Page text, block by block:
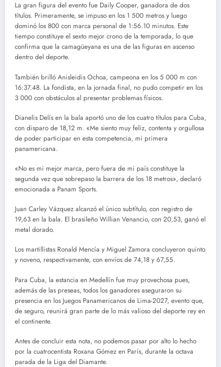
La gran figura del evento fue Daily Cooper, ganadora de dos
títulos. Primeramente, se impuso en los 1 500 metros y luego
dominó los 800 con marca personal de 1:56.10 minutos. Este
tiempo constituye el sexto mejor crono de la temporada, lo que
confirma que la camagüeyana es una de las figuras en ascenso
dentro del deporte.
También brilló Anisleidis Ochoa, campeona en los 5 000 m con
16:37.48. La fondista, en la jornada final, no pudo competir en los
3 000 con obstáculos al presentar problemas físicos.
Dianelis Delís en la bala aportó uno de los cuatro títulos para Cuba,
con disparo de 18,12 m. «Me siento muy feliz, contenta y orgullosa
de poder participar en esta competencia, mi primera
panamericana.
«No es mi mejor marca, pero fuera de mi país constituye la
segunda vez que sobrepaso la barrera de los 18 metros», declaró
emocionada a Panam Sports.
Juan Carley Vázquez alcanzó el único subtítulo, con registro de
19,63 en la bala. El brasileño Willian Venancio, con 20,53, ganó el
metal dorado.
Los martillistas Ronald Mencía y Miguel Zamora concluyeron quinto
y noveno, respectivamente, con envíos de 74,18 y 67,55.
Para Cuba, la estancia en Medellín fue muy provechosa pues,
además de las preseas, todos los ganadores aseguraron su
presencia en los Juegos Panamericanos de Lima-2027, evento que,
de seguro, reunirá gran parte de lo más valioso del deporte rey en
el continente.
Antes de concluir esta nota, no podemos pasar por alto lo hecho
por la cuatrocentista Roxana Gómez en París, durante la octava
parada de la Liga del Diamante.